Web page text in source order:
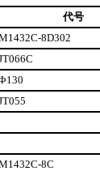
代号
8D302
8C